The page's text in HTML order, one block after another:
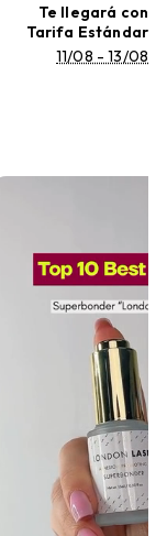
Te llegará con
Tarifa Estándar
11/08 - 13/08